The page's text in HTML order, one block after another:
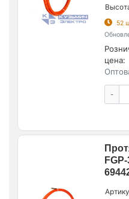
52
цена:
-